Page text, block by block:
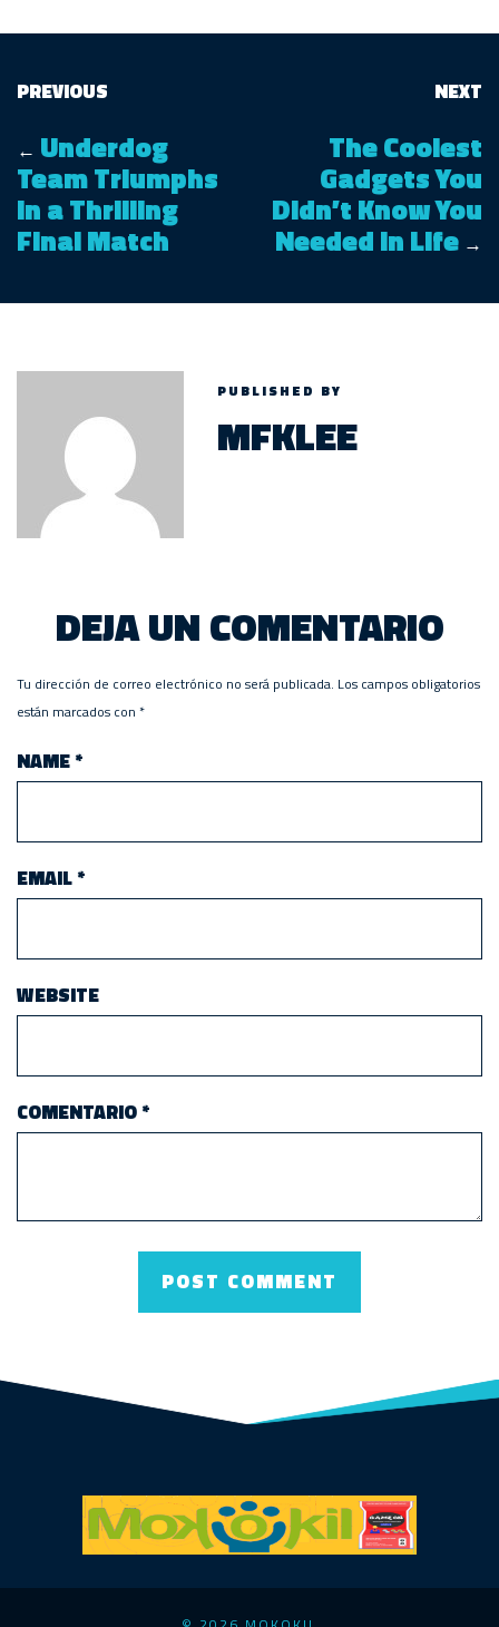
PREVIOUS
← Underdog
Team Triumphs
in a Thrilling
Final Match
NEXT
The Coolest
Gadgets You
Didn’t Know You
Needed in Life →
PUBLISHED BY
MFKLEE
DEJA UN COMENTARIO
Tu dirección de correo electrónico no será publicada. Los campos obligatorios
están marcados con *
NAME*
EMAIL*
WEBSITE
COMENTARIO*